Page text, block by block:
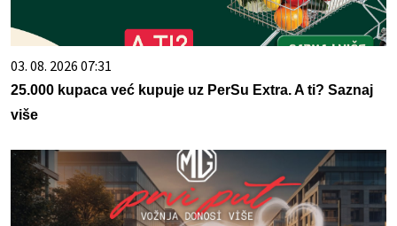
03. 08. 2026 07:31
25.000 kupaca već kupuje uz PerSu Extra. A ti? Saznaj
više